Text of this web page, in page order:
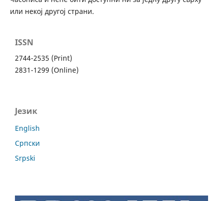
или некој другој страни.
ISSN
2744-2535 (Print)
2831-1299 (Online)
Језик
English
Cрпски
Srpski